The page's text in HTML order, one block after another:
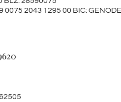
0075 2043 1295 00 BIC: